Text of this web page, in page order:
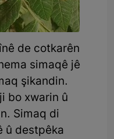
de cotkarên
simaqê jê
şikandin.
bo xwarin û
Simaq di
û destpêka